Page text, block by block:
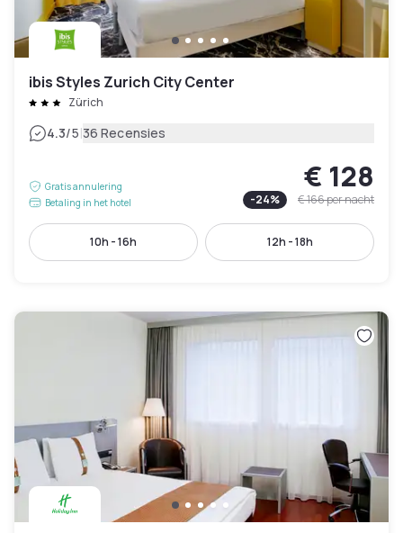
ibis Styles Zurich City Center
Zürich
4.3/5|36 Recensies
Gratis annulering
Betaling in het hotel
€ 128
-24% € 166per nacht
10h - 16h 12h - 18h